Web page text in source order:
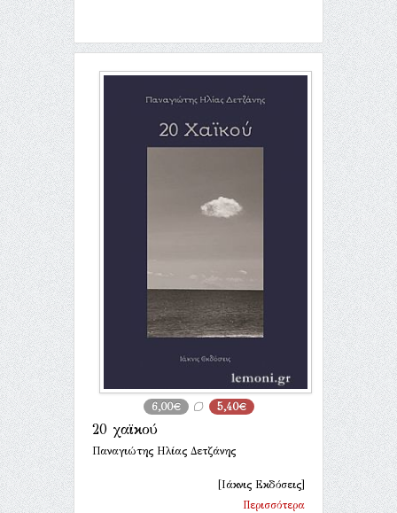
6,00€ 5,40€
20 χαϊκού
Παναγιώτης Ηλίας Δετζάνης
[Ιάκνις Εκδόσεις]
Περισσότερα